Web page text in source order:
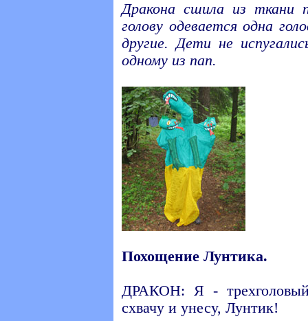
Дракона сшила из ткани
голову одевается одна
другие. Дети не
одному из пап.
Похощение Лунтика.
ДРАКОН: Я -
схвачу и унесу, Лунтик!